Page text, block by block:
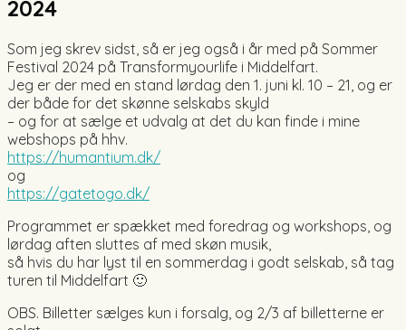
2024
Som jeg skrev sidst, så er jeg også i år med på Sommer
Festival 2024 på Transformyourlife i Middelfart.
Jeg er der med en stand lørdag den 1. juni kl. 10 – 21, og er
der både for det skønne selskabs skyld
– og for at sælge et udvalg at det du kan finde i mine
webshops på hhv.
https://humantium.dk/
og
https://gatetogo.dk/
Programmet er spækket med foredrag og workshops, og
lørdag aften sluttes af med skøn musik,
så hvis du har lyst til en sommerdag i godt selskab, så tag
turen til Middelfart 🙂
OBS. Billetter sælges kun i forsalg, og 2/3 af billetterne er